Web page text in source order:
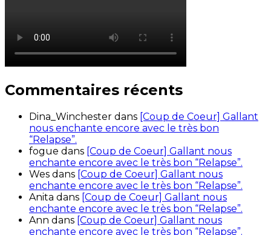
Commentaires récents
Dina_Winchester dans [Coup de Coeur] Gallant
nous enchante encore avec le très bon
“Relapse”.
fogue dans [Coup de Coeur] Gallant nous
enchante encore avec le très bon “Relapse”.
Wes dans [Coup de Coeur] Gallant nous
enchante encore avec le très bon “Relapse”.
Anita dans [Coup de Coeur] Gallant nous
enchante encore avec le très bon “Relapse”.
Ann dans [Coup de Coeur] Gallant nous
enchante encore avec le très bon “Relapse”.